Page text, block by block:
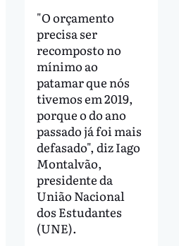
"O orçamento
precisa ser
recomposto no
mínimo ao
patamar que nós
tivemos em 2019,
porque o do ano
passado já foi mais
defasado", diz Iago
Montalvão,
presidente da
União Nacional
dos Estudantes
(UNE).